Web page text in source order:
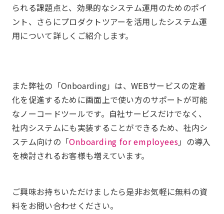
られる課題点と、効果的なシステム運用のためのポイ
ント、さらにプロダクトツアーを活用したシステム運
用について詳しくご紹介します。
また弊社の「Onboarding」は、WEBサービスの定着
化を促進するために画面上で使い方のサポートが可能
なノーコードツールです。自社サービスだけでなく、
社内システムにも実装することができるため、社内シ
ステム向けの「Onboarding for employees」の導入
を検討されるお客様も増えています。
ご興味お持ちいただけましたら是非お気軽に無料の資
料をお問い合わせください。